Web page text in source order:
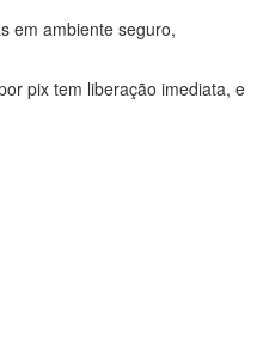
em ambiente seguro,
pix tem liberação imediata, e